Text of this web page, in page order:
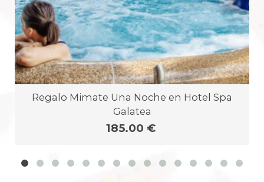
Regalo Mimate Una Noche en Hotel Spa
Galatea
185.00 €